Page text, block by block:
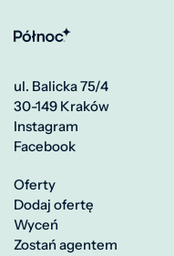
ul. Balicka 75/4
30-149 Kraków
Instagram
Facebook
Oferty
Dodaj ofertę
Wyceń
Zostań agentem